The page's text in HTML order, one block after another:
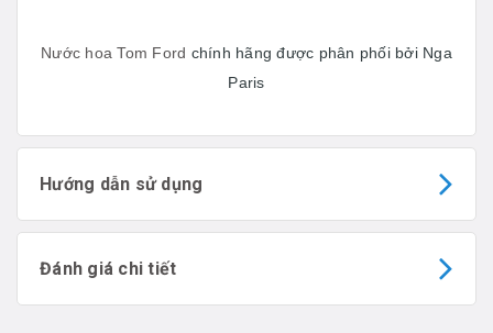
Nước hoa Tom Ford chính hãng được phân phối bởi Nga
Paris
Hướng dẫn sử dụng
Đánh giá chi tiết